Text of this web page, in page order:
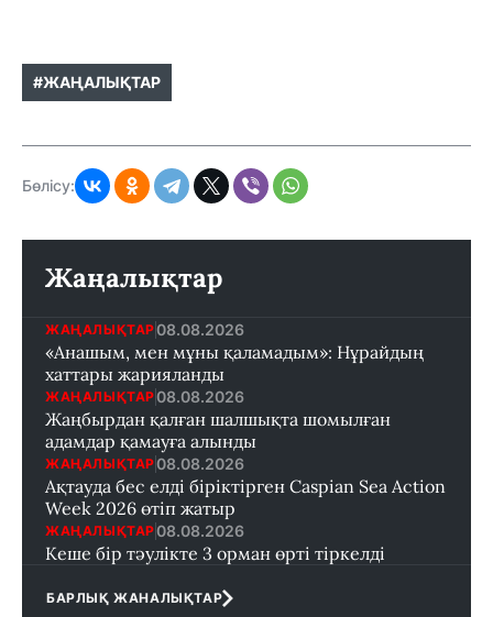
#ЖАҢАЛЫҚТАР
Бөлісу:
Жаңалықтар
ЖАҢАЛЫҚТАР 08.08.2026
«Анашым, мен мұны қаламадым»: Нұрайдың
хаттары жарияланды
ЖАҢАЛЫҚТАР 08.08.2026
Жаңбырдан қалған шалшықта шомылған
адамдар қамауға алынды
ЖАҢАЛЫҚТАР 08.08.2026
Ақтауда бес елді біріктірген Caspian Sea Action
Week 2026 өтіп жатыр
ЖАҢАЛЫҚТАР 08.08.2026
Кеше бір тәулікте 3 орман өрті тіркелді
БАРЛЫҚ ЖАНАЛЫҚТАР